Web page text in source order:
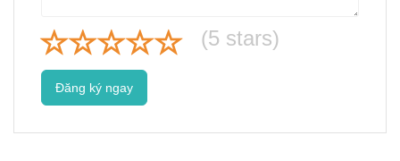
(5 stars)
Đăng ký ngay